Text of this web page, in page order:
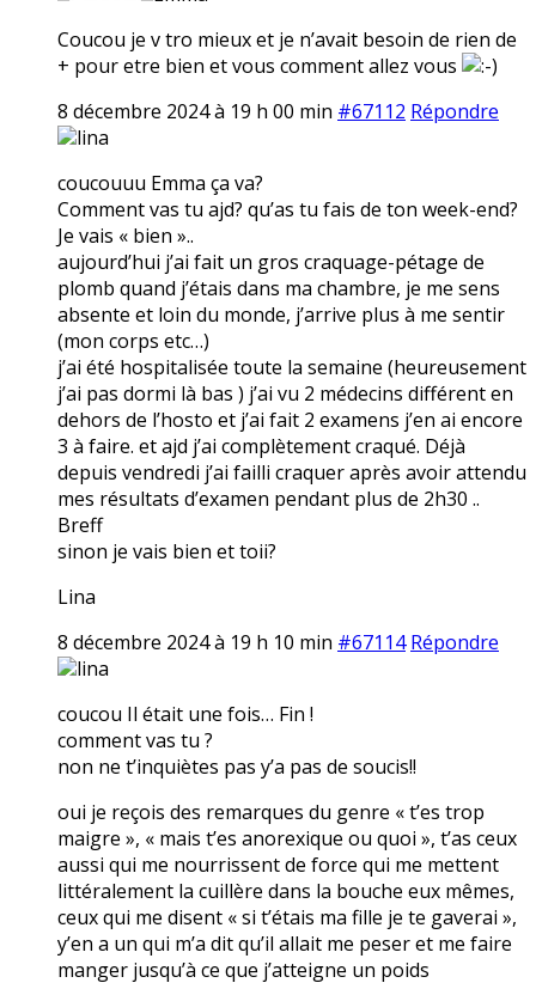
Coucou je v tro mieux et je n’avait besoin de rien de
+ pour etre bien et vous comment allez vous
8 décembre 2024 à 19 h 00 min #67112 Répondre
lina
coucouuu Emma ça va?
Comment vas tu ajd? qu’as tu fais de ton week-end?
Je vais « bien »..
aujourd’hui j’ai fait un gros craquage-pétage de
plomb quand j’étais dans ma chambre, je me sens
absente et loin du monde, j’arrive plus à me sentir
(mon corps etc…)
j’ai été hospitalisée toute la semaine (heureusement
j’ai pas dormi là bas ) j’ai vu 2 médecins différent en
dehors de l’hosto et j’ai fait 2 examens j’en ai encore
3 à faire. et ajd j’ai complètement craqué. Déjà
depuis vendredi j’ai failli craquer après avoir attendu
mes résultats d’examen pendant plus de 2h30 ..
Breff
sinon je vais bien et toii?
Lina
8 décembre 2024 à 19 h 10 min #67114 Répondre
lina
coucou Il était une fois… Fin !
comment vas tu ?
non ne t’inquiètes pas y’a pas de soucis!!
oui je reçois des remarques du genre « t’es trop
maigre », « mais t’es anorexique ou quoi », t’as ceux
aussi qui me nourrissent de force qui me mettent
littéralement la cuillère dans la bouche eux mêmes,
ceux qui me disent « si t’étais ma fille je te gaverai »,
y’en a un qui m’a dit qu’il allait me peser et me faire
manger jusqu’à ce que j’atteigne un poids